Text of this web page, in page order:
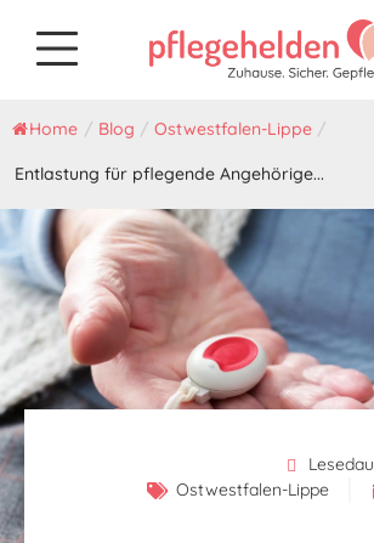
Home / Blog / Ostwestfalen-Lippe /
Entlastung für pflegende Angehörige...
Ostwestfalen-Lippe